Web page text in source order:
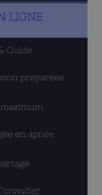
LIGNE
Guide
préparées
en apnée